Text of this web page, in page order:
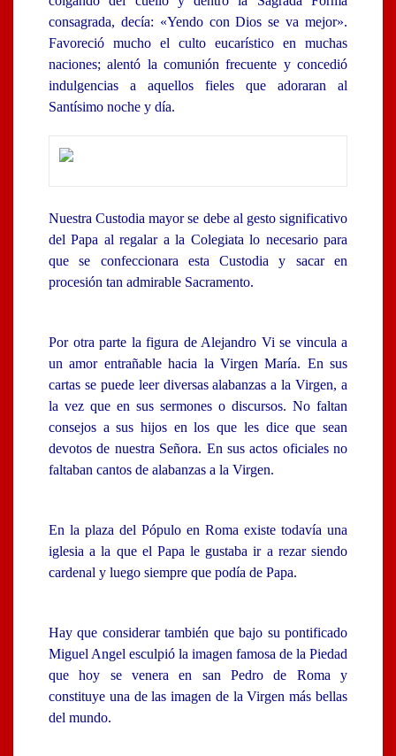
consagrada, decía: «Yendo con Dios se va mejor».
Favoreció mucho el culto eucarístico en muchas
naciones; alentó la comunión frecuente y concedió
indulgencias a aquellos fieles que adoraran al
Santísimo noche y día.
Nuestra Custodia mayor se debe al gesto significativo
del Papa al regalar a la Colegiata lo necesario para
que se confeccionara esta Custodia y sacar en
procesión tan admirable Sacramento.
Por otra parte la figura de Alejandro Vi se vincula a
un amor entrañable hacia la Virgen María. En sus
cartas se puede leer diversas alabanzas a la Virgen, a
la vez que en sus sermones o discursos. No faltan
consejos a sus hijos en los que les dice que sean
devotos de nuestra Señora. En sus actos oficiales no
faltaban cantos de alabanzas a la Virgen.
En la plaza del Pópulo en Roma existe todavía una
iglesia a la que el Papa le gustaba ir a rezar siendo
cardenal y luego siempre que podía de Papa.
Hay que considerar también que bajo su pontificado
Miguel Angel esculpió la imagen famosa de la Piedad
que hoy se venera en san Pedro de Roma y
constituye una de las imagen de la Virgen más bellas
del mundo.